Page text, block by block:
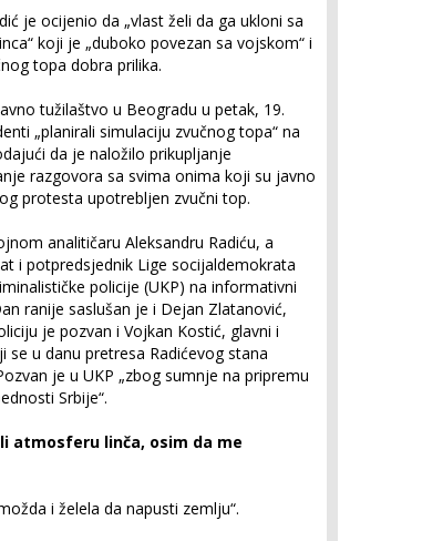
je ocijenio da „vlast želi da ga ukloni sa
koji je „duboko povezan sa vojskom“ i
topa dobra prilika.
tužilaštvo u Beogradu u petak, 19.
„planirali simulaciju zvučnog topa“ na
da je naložilo prikupljanje
razgovora sa svima onima koji su javno
protesta upotrebljen zvučni top.
analitičaru Aleksandru Radiću, a
i potpredsjednik Lige socijaldemokrata
policije (UKP) na informativni
ranije saslušan je i Dejan Zlatanović,
je pozvan i Vojkan Kostić, glavni i
u danu pretresa Radićevog stana
je u UKP „zbog sumnje na pripremu
Srbije“.
atmosferu linča, osim da me
i želela da napusti zemlju“.